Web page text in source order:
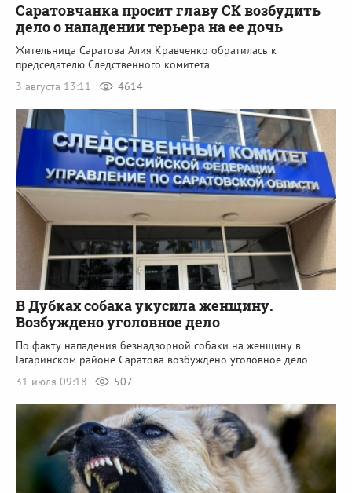
Саратовчанка просит главу СК возбудить
дело о нападении терьера на ее дочь
Жительница Саратова Алия Кравченко обратилась к
председателю Следственного комитета
3 августа 13:11
4614
В Дубках собака укусила женщину.
Возбуждено уголовное дело
По факту нападения безнадзорной собаки на женщину в
Гагаринском районе Саратова возбуждено уголовное дело
31 июля 09:18
507